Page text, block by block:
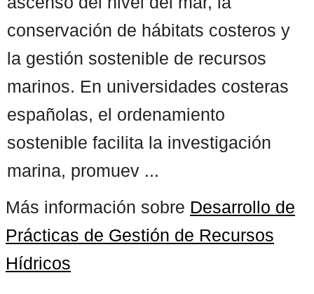
conservación de hábitats costeros y
la gestión sostenible de recursos
marinos. En universidades costeras
españolas, el ordenamiento
sostenible facilita la investigación
marina, promuev ...
Más información sobre Desarrollo de
Prácticas de Gestión de Recursos
Hídricos